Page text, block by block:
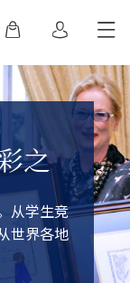
之
从学生竞
世界各地